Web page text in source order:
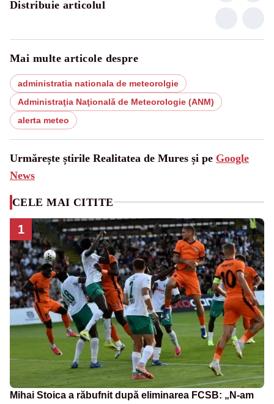
Distribuie articolul
Mai multe articole despre
administratia nationala de meteorolgie
Administraţia Naţională de Meteorologie (ANM)
alerta meteo
Urmărește știrile Realitatea de Mures și pe Google
News
CELE MAI CITITE
1
Mihai Stoica a răbufnit după eliminarea FCSB: „N-am